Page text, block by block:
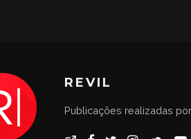
REVIL
Publicações realizadas